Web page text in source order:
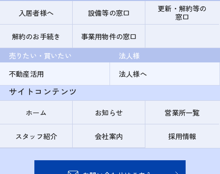
入居者様へ
設備等の窓口
更新・解約等の
窓口
解約のお手続き
事業用物件の窓口
売りたい・買いたい
不動産活用
法人様
法人様へ
サイトコンテンツ
ホーム お知らせ 営業所一覧
スタッフ紹介 会社案内 採用情報